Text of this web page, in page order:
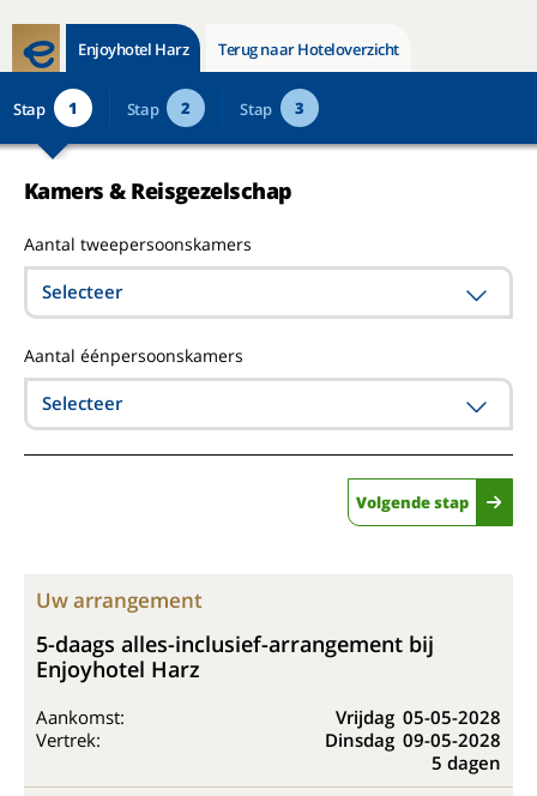
Enjoyhotel Harz Terug naar Hoteloverzicht
Stap 1 Stap 2 Stap 3
Kamers & Reisgezelschap
Aantal tweepersoonskamers
Selecteer
Aantal éénpersoonskamers
Selecteer
Volgende stap
Uw arrangement
5-daags alles-inclusief-arrangement bij
Enjoyhotel Harz
Aankomst: Vrijdag 05-05-2028
Vertrek:
Dinsdag 09-05-2028
5 dagen